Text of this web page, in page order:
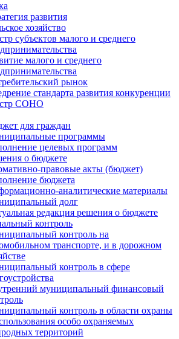
развития
хозяйство
субъектов малого и среднего
малого и среднего
рынок
стандарта развития конкуренции
СОНО
для граждан
программы
целевых программ
о бюджете
правовые акты (бюджет)
бюджета
аналитические материалы
долг
редакция решения о бюджете
контроль
контроль на
транспорте, и в дорожном
контроль в сфере
муниципальный финансовый
контроль в области охраны
особо охраняемых
территорий